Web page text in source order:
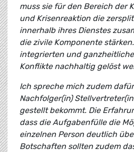
muss sie für den Bereich der
und Krisenreaktion die
innerhalb ihres Dienstes
die zivile Komponente
integrierten und
Konflikte nachhaltig gelöst
Ich spreche mich zudem
Nachfolger(in)
gestellt bekommt. Die
dass die Aufgabenfülle die
einzelnen Person deutlich
Botschaften sollten zudem